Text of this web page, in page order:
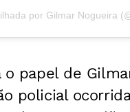
por Gilmar Nogueira
o papel de
policial